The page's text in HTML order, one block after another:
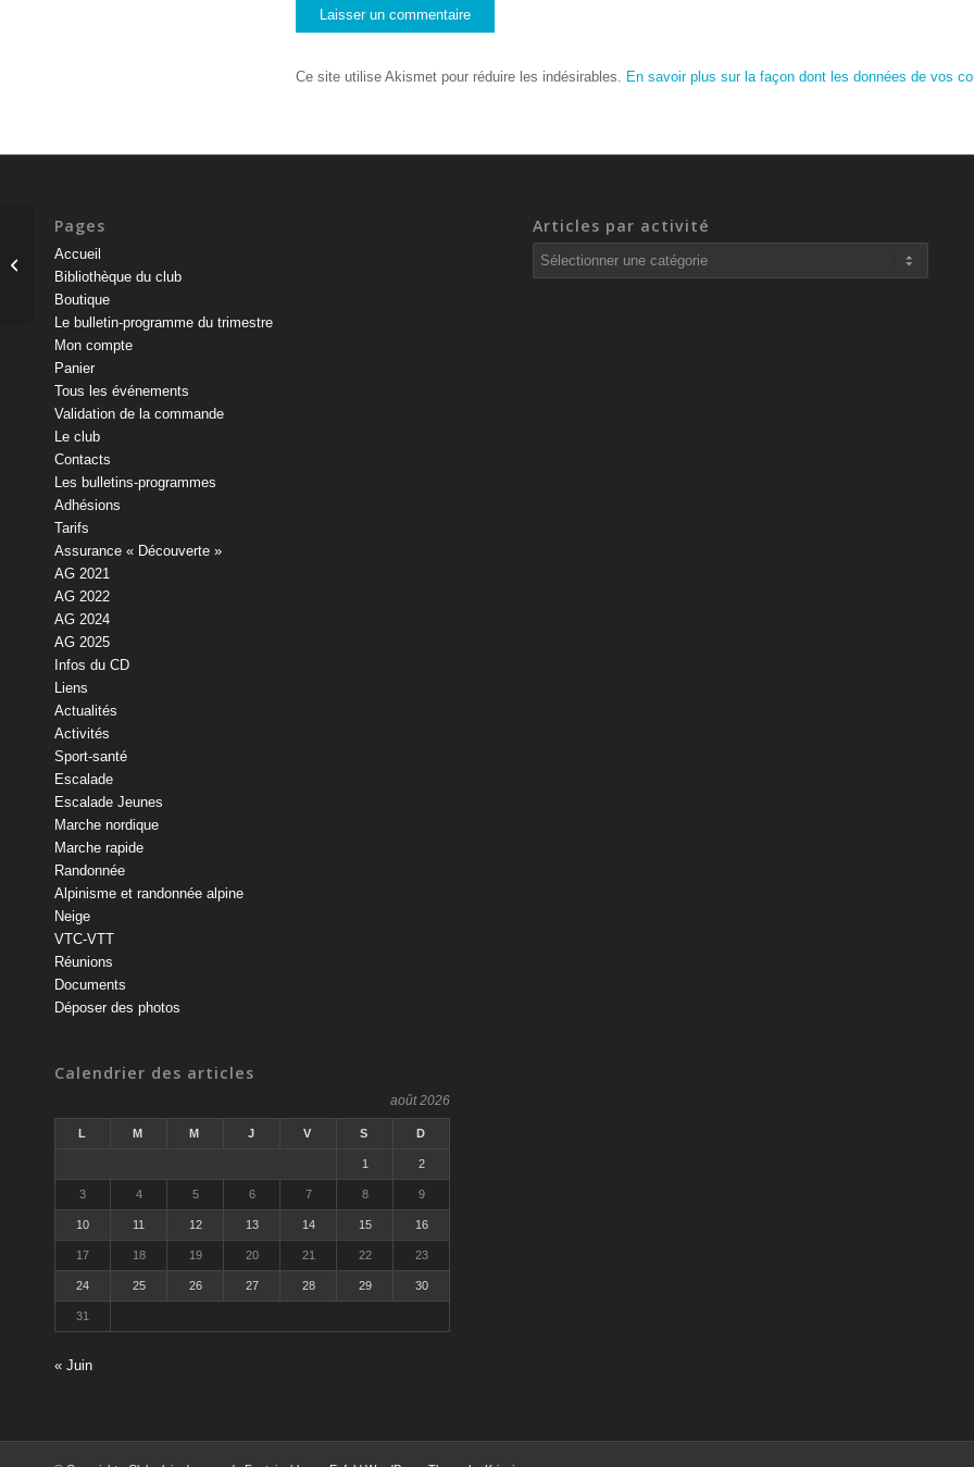
Ce site utilise Akismet pour réduire les indésirables. En savoir plus sur la façon dont les données de vos
Pages
Accueil
Bibliothèque du club
Boutique
Le bulletin-programme du trimestre
Mon compte
Panier
Tous les événements
Validation de la commande
Le club
Contacts
Les bulletins-programmes
Adhésions
Tarifs
Assurance « Découverte »
AG 2021
AG 2022
AG 2024
AG 2025
Infos du CD
Liens
Actualités
Activités
Sport-santé
Escalade
Escalade Jeunes
Marche nordique
Marche rapide
Randonnée
Alpinisme et randonnée alpine
Neige
VTC-VTT
Réunions
Documents
Déposer des photos
Calendrier des articles
août 2026
L M M J V S D
1 2
3 4 5 6 7 8 9
10 11 12 13 14 15 16
17 18 19 20 21 22 23
24 25 26 27 28 29 30
31
« Juin
Articles par activité
Articles
par
Bloc – La Ségognole